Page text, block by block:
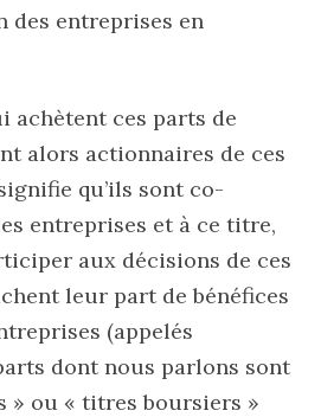
entreprises en
achètent ces parts de
alors actionnaires de ces
qu’ils sont co-
entreprises et à ce titre,
aux décisions de ces
leur part de bénéfices
(appelés
dont nous parlons sont
» ou « titres boursiers »